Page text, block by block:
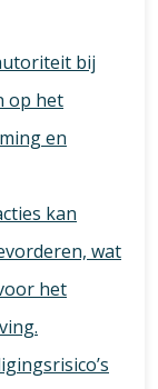
bij
op het
en
kan
wat
het